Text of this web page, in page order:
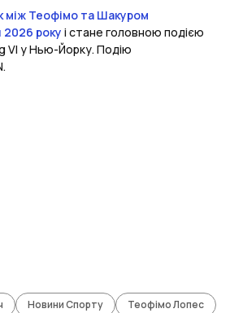
між Теофімо та Шакуром
2026 року і стане головною подією
VI у Нью-Йорку. Подію
Новини Спорту
Теофімо Лопес